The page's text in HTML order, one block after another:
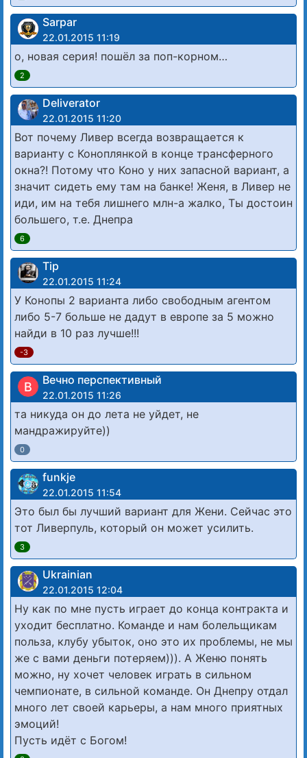
Sarpar
22.01.2015 11:19
о, новая серия! пошёл за поп-корном…
2
Deliverator
22.01.2015 11:20
Вот почему Ливер всегда возвращается к
варианту с Коноплянкой в конце трансферного
окна?! Потому что Коно у них запасной вариант, а
значит сидеть ему там на банке! Женя, в Ливер не
иди, им на тебя лишнего млн-а жалко, Ты достоин
большего, т.е. Днепра
6
Tip
22.01.2015 11:24
У Конопы 2 варианта либо свободным агентом
либо 5-7 больше не дадут в европе за 5 можно
найди в 10 раз лучше!!!
-3
В Вечно перспективный
22.01.2015 11:26
та никуда он до лета не уйдет, не
мандражируйте))
0
funkje
22.01.2015 11:54
Это был бы лучший вариант для Жени. Сейчас это
тот Ливерпуль, который он может усилить.
3
Ukrainian
22.01.2015 12:04
Ну как по мне пусть играет до конца контракта и
уходит бесплатно. Команде и нам болельщикам
польза, клубу убыток, оно это их проблемы, не мы
же с вами деньги потеряем))). А Женю понять
можно, ну хочет человек играть в сильном
чемпионате, в сильной команде. Он Днепру отдал
много лет своей карьеры, а нам много приятных
эмоций!
Пусть идёт с Богом!